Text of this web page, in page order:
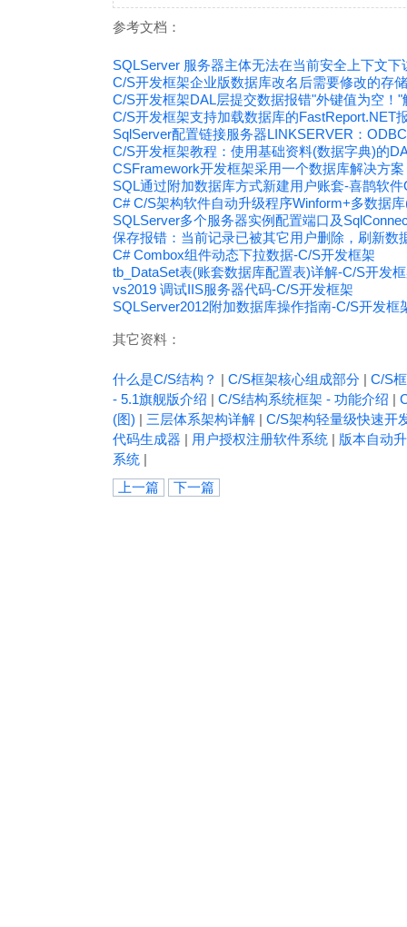
参考文档：
SQLServer 服务器主体无法在当前安全上下文下
C/S开发框架企业版数据库改名后需要修改的存
C/S开发框架DAL层提交数据报错"外键值为空！"
C/S开发框架支持加载数据库的FastReport.NET
SqlServer配置链接服务器LINKSERVER：
C/S开发框架教程：使用基础资料(数据字典)的
CSFramework开发框架采用一个数据库解决方
SQL通过附加数据库方式新建用户账套-喜鹊软
C# C/S架构软件自动升级程序Winform+多数据
SQLServer多个服务器实例配置端口及
保存报错：当前记录已被其它用户删除，刷新数
C# Combox组件动态下拉数据-C/S开发框架
tb_DataSet表(账套数据库配置表)详解-C/S开发
vs2019 调试IIS服务器代码-C/S开发框架
SQLServer2012附加数据库操作指南-C/S开发框
其它资料：
什么是C/S结构？ | C/S框架核心组成部分 | C/S
- 5.1旗舰版介绍 | C/S结构系统框架 - 功能介绍 |
(图) | 三层体系架构详解 | C/S架构轻量级快速开
代码生成器 | 用户授权注册软件系统 | 版本自动
系统 |
上一篇
下一篇